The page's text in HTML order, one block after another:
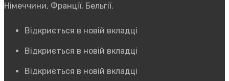
Німеччини, Франції, Бельгії.
Відкриється в новій вкладці
Відкриється в новій вкладці
Відкриється в новій вкладці